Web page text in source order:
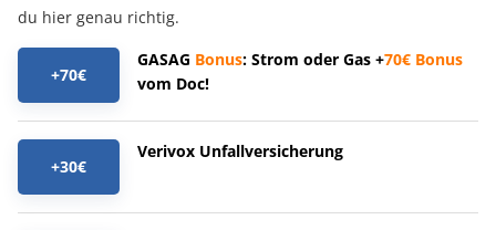
du hier genau richtig.
+70€
GASAG Bonus: Strom oder Gas +70€ Bonus
vom Doc!
+30€
Verivox Unfallversicherung